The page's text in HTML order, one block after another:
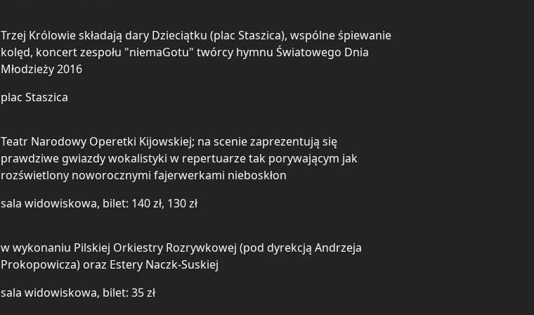
Trzej Królowie składają dary Dzieciątku (plac Staszica), wspólne śpiewanie
kolęd, koncert zespołu "niemaGotu" twórcy hymnu Światowego Dnia
Młodzieży 2016
plac Staszica
Teatr Narodowy Operetki Kijowskiej; na scenie zaprezentują się
prawdziwe gwiazdy wokalistyki w repertuarze tak porywającym jak
rozświetlony noworocznymi fajerwerkami nieboskłon
sala widowiskowa, bilet: 140 zł, 130 zł
w wykonaniu Pilskiej Orkiestry Rozrywkowej (pod dyrekcją Andrzeja
Prokopowicza) oraz Estery Naczk-Suskiej
sala widowiskowa, bilet: 35 zł